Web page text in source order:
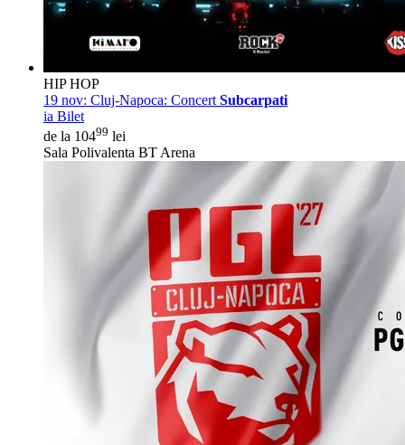
HIP HOP
19 nov: Cluj-Napoca: Concert Subcarpati
ia Bilet
de la 10499 lei
Sala Polivalenta BT Arena